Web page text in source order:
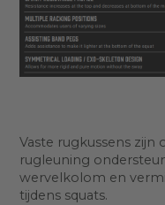
Vaste rugkussens
rugleuning
wervelkolom en
tijdens squats.